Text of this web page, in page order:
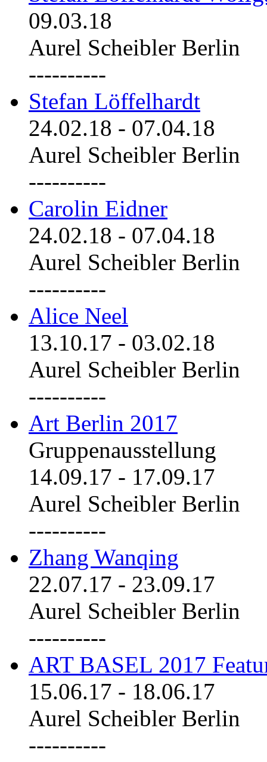
09.03.18
Aurel Scheibler Berlin
----------
Stefan Löffelhardt
24.02.18 - 07.04.18
Aurel Scheibler Berlin
----------
Carolin Eidner
24.02.18 - 07.04.18
Aurel Scheibler Berlin
----------
Alice Neel
13.10.17 - 03.02.18
Aurel Scheibler Berlin
----------
Art Berlin 2017
Gruppenausstellung
14.09.17 - 17.09.17
Aurel Scheibler Berlin
----------
Zhang Wanqing
22.07.17 - 23.09.17
Aurel Scheibler Berlin
----------
ART BASEL 2017
15.06.17 - 18.06.17
Aurel Scheibler Berlin
----------